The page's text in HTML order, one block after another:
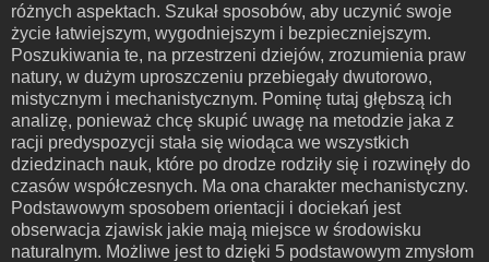
różnych aspektach. Szukał sposobów, aby uczynić swoje
życie łatwiejszym, wygodniejszym i bezpieczniejszym.
Poszukiwania te, na przestrzeni dziejów, zrozumienia praw
natury, w dużym uproszczeniu przebiegały dwutorowo,
mistycznym i mechanistycznym. Pominę tutaj głębszą ich
analizę, ponieważ chcę skupić uwagę na metodzie jaka z
racji predyspozycji stała się wiodąca we wszystkich
dziedzinach nauk, które po drodze rodziły się i rozwinęły do
czasów współczesnych. Ma ona charakter mechanistyczny.
Podstawowym sposobem orientacji i dociekań jest
obserwacja zjawisk jakie mają miejsce w środowisku
naturalnym. Możliwe jest to dzięki 5 podstawowym zmysłom